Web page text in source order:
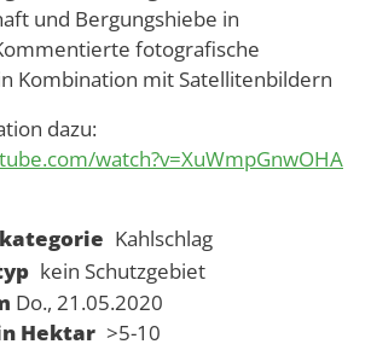
und Bergungshiebe in
fotografische
Kombination mit Satellitenbildern
dazu:
watch?v=XuWmpGnwOHA
Kahlschlag
kein Schutzgebiet
Do., 21.05.2020
Hektar >5-10